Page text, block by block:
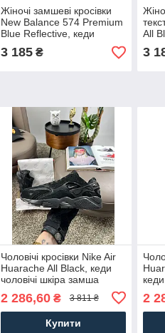
Жіночі замшеві кросівки
New Balance 574 Premium
Blue Reflective, кеди
Cheldren біленс сині.
Жіноче взуття
3 185₴
All
3
Чоловічі кросівки Nike Air
Huarache All Black, кеди
чоловічі шкіра замша
текстиль чорні. Чоловіче
взуття
2 286,60₴ 3 811 ₴
Купити
2